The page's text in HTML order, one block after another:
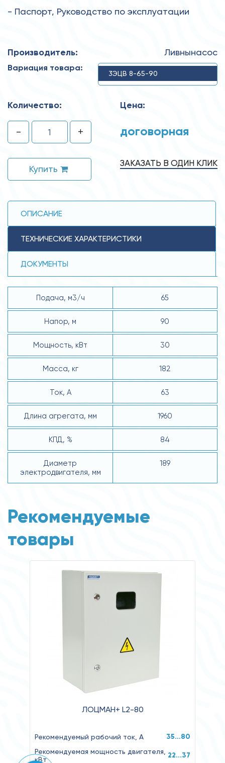
- Паспорт, Руководство по эксплуатации
Производитель: Ливнынасос
Вариация товара:
3ЭЦВ 8-65-90
Количество:
- +
Купить
Цена:
договорная
ЗАКАЗАТЬ В ОДИН КЛИК
ОПИСАНИЕ
ТЕХНИЧЕСКИЕ ХАРАКТЕРИСТИКИ
ДОКУМЕНТЫ
Подача, м3/ч 65
Напор, м 90
Мощность, кВт 30
Масса, кг 182
Ток, А 63
Длина агрегата, мм 1960
КПД, % 84
Диаметр
электродвигателя, мм
189
Рекомендуемые
товары
ЛОЦМАН+ L2-80
Рекомендуемый рабочий ток, А 35…80
Рекомендуемая мощность двигателя,
кВт
22...37